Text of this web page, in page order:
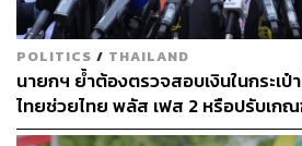
POLITICS / THAILAND
นายกฯ ย้ำต้องตรวจสอบเงินในกระเป๋
ไทยช่วยไทย พลัส เฟส 2 หรือปรับเก
คงคลังรัฐบาลแข็งแรง